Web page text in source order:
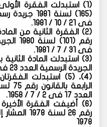
(
فى ٢١ / ١٠ / ١٩٨١.
( ٢) الفقرة الثانية من
فى ٣١ / ٧ / ١٩٨١.
(
الجريدة الرسمية العدد ٢٣ فى ٦ / ٦ / ١٩٧٤.
(
٤)، (٥) استبدلت
العدد ١٧ فى ٢ / ٧ / ١٩٥٨.
( ٦) أضيفت الفقرة الأخيرة
١٩٧٨